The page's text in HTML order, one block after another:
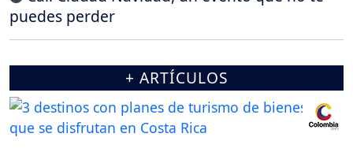
puedes perder
+ ARTÍCULOS